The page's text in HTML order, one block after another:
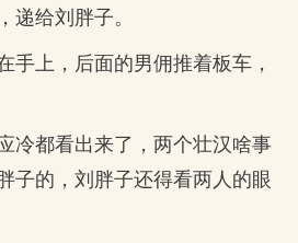
给刘胖子。
手上，后面的男佣推着板车，
冷都看出来了，两个壮汉啥事
子的，刘胖子还得看两人的眼